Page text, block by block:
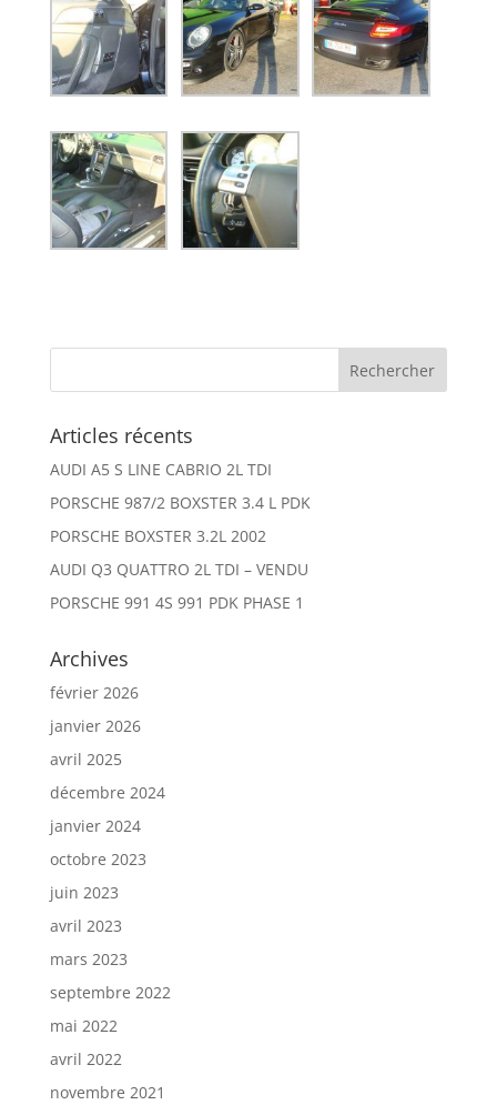
Articles récents
AUDI A5 S LINE CABRIO 2L TDI
PORSCHE 987/2 BOXSTER 3.4 L PDK
PORSCHE BOXSTER 3.2L 2002
AUDI Q3 QUATTRO 2L TDI – VENDU
PORSCHE 991 4S 991 PDK PHASE 1
Archives
février 2026
janvier 2026
avril 2025
décembre 2024
janvier 2024
octobre 2023
juin 2023
avril 2023
mars 2023
septembre 2022
mai 2022
avril 2022
novembre 2021